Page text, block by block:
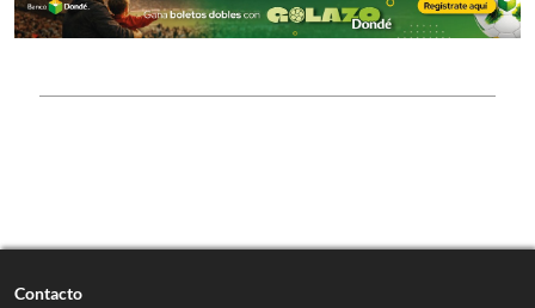
Contacto